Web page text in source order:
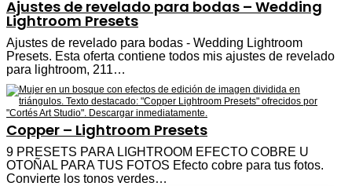
Ajustes de revelado para bodas – Wedding
Lightroom Presets
Ajustes de revelado para bodas - Wedding Lightroom
Presets. Esta oferta contiene todos mis ajustes de revelado
para lightroom, 211…
Copper – Lightroom Presets
9 PRESETS PARA LIGHTROOM EFECTO COBRE U
OTOÑAL PARA TUS FOTOS Efecto cobre para tus fotos.
Convierte los tonos verdes…